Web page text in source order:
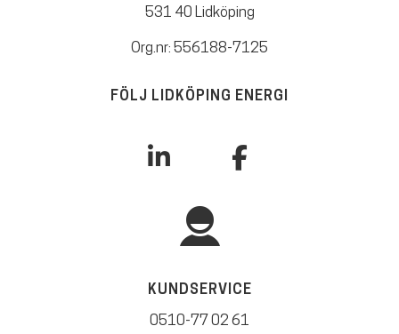
531 40 Lidköping
Org.nr: 556188-7125
FÖLJ LIDKÖPING ENERGI
KUNDSERVICE
0510-77 02 61